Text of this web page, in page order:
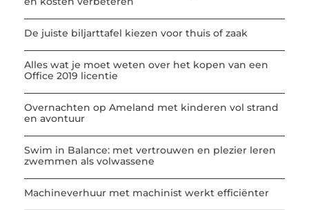
De juiste biljarttafel kiezen voor thuis of zaak
Alles wat je moet weten over het kopen van een
Office 2019 licentie
Overnachten op Ameland met kinderen vol strand
en avontuur
Swim in Balance: met vertrouwen en plezier leren
zwemmen als volwassene
Machineverhuur met machinist werkt efficiënter